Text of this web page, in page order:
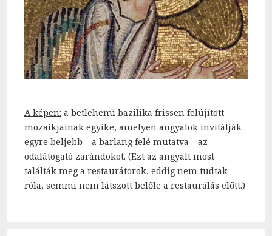
A képen: a betlehemi bazilika frissen felújított
mozaikjainak egyike, amelyen angyalok invitálják
egyre beljebb – a barlang felé mutatva – az
odalátogató zarándokot. (Ezt az angyalt most
találták meg a restaurátorok, eddig nem tudtak
róla, semmi nem látszott belőle a restaurálás előtt.)